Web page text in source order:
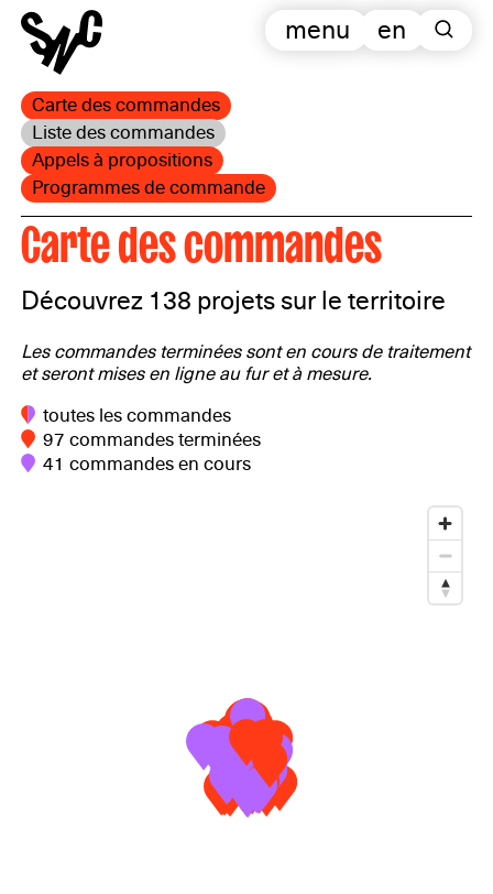
Carte des commandes
Liste des commandes
Appels à propositions
Programmes de commande
en
menu
Carte des commandes
Découvrez 138 projets sur le territoire
Les commandes terminées sont en cours de traitement
et seront mises en ligne au fur et à mesure.
toutes les commandes
97 commandes terminées
41 commandes en cours